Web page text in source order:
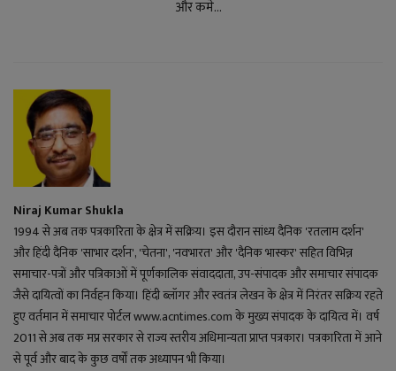
और कमे...
Niraj Kumar Shukla
1994 से अब तक पत्रकारिता के क्षेत्र में सक्रिय। इस दौरान सांध्य दैनिक 'रतलाम दर्शन'
और हिंदी दैनिक 'साभार दर्शन', 'चेतना', 'नवभारत' और 'दैनिक भास्कर' सहित विभिन्न
समाचार-पत्रों और पत्रिकाओं में पूर्णकालिक संवाददाता, उप-संपादक और समाचार संपादक
जैसे दायित्वों का निर्वहन किया। हिंदी ब्लॉगर और स्वतंत्र लेखन के क्षेत्र में निरंतर सक्रिय रहते
हुए वर्तमान में समाचार पोर्टल www.acntimes.com के मुख्य संपादक के दायित्व में। वर्ष
2011 से अब तक मप्र सरकार से राज्य स्तरीय अधिमान्यता प्राप्त पत्रकार। पत्रकारिता में आने
से पूर्व और बाद के कुछ वर्षों तक अध्यापन भी किया।